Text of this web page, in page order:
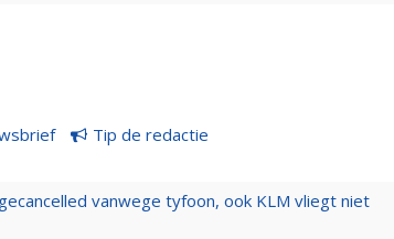
Tip de redactie
vanwege tyfoon, ook KLM vliegt niet